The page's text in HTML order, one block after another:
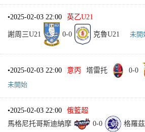
•2025-02-03 22:00 英乙U21
謝周三U21 0-0 克魯U21 未開
•2025-02-03 22:00 意丙 塔雷托 0-0
未開始
•2025-02-03 22:00
俄籃超
馬格尼托哥斯迪納摩
0-0 格羅